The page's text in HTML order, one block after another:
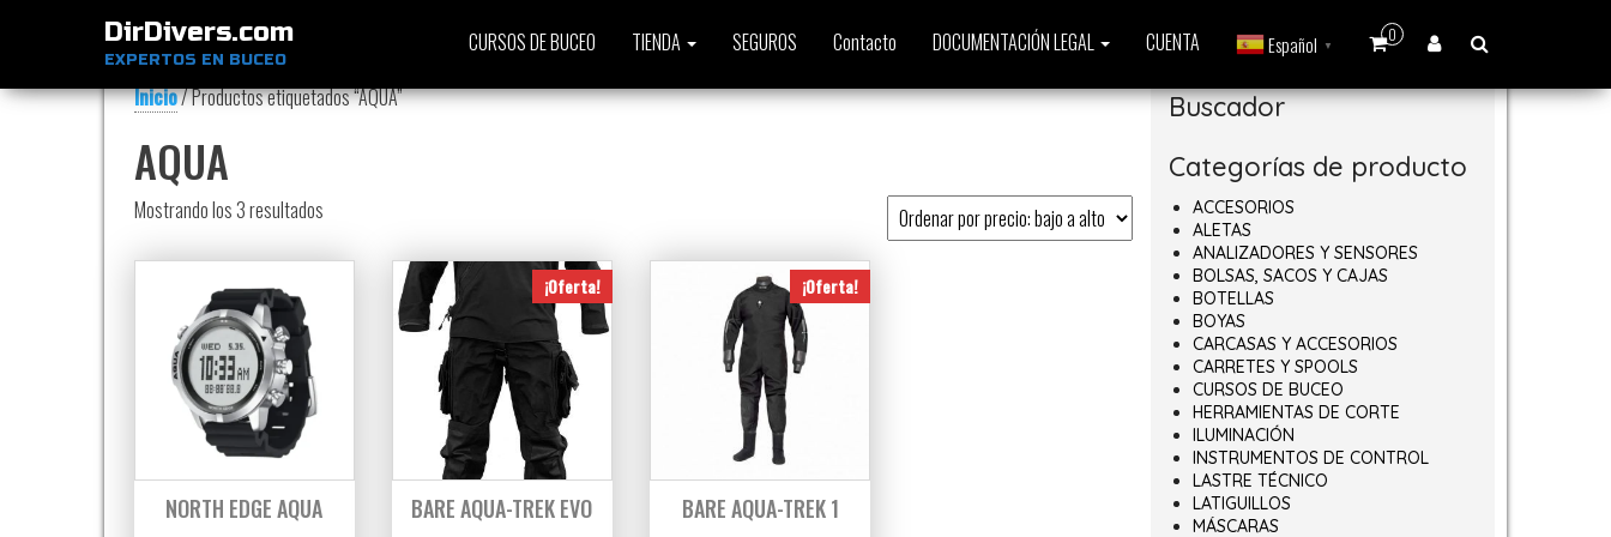
DirDivers.com
EXPERTOS EN BUCEO
0
CURSOS DE BUCEO TIENDA SEGUROS Contacto DOCUMENTACIÓN LEGAL CUENTA Español ▼
Inicio/ Productos etiquetados “AQUA”
AQUA
Mostrando los 3 resultados
NORTH EDGE AQUA
¡Oferta!
BARE AQUA-TREK EVO
¡Oferta!
BARE AQUA-TREK 1
Buscador
Categorías de producto
ACCESORIOS
ALETAS
ANALIZADORES Y SENSORES
BOLSAS, SACOS Y CAJAS
BOTELLAS
BOYAS
CARCASAS Y ACCESORIOS
CARRETES Y SPOOLS
CURSOS DE BUCEO
HERRAMIENTAS DE CORTE
ILUMINACIÓN
INSTRUMENTOS DE CONTROL
LASTRE TÉCNICO
LATIGUILLOS
MÁSCARAS